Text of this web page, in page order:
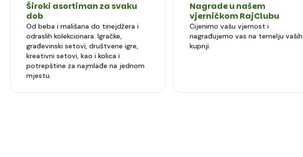
Široki asortiman za svaku
dob
Od beba i mališana do tinejdžera i
odraslih kolekcionara. Igračke,
građevinski setovi, društvene igre,
kreativni setovi, kao i kolica i
potrepštine za najmlađe na jednom
mjestu.
Nagrade u našem
vjerničkom RajClubu
Cijenimo vašu vjernost i
nagrađujemo vas na temelju vaših
kupnji.